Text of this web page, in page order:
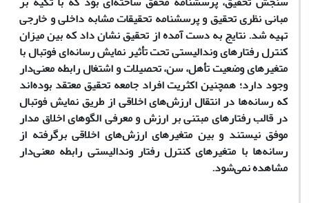
مبانی نظری تحقیق و پرسشنامه تحقیقات مشابه داخلی و خارجی
تهیه شد. نتایج به دست آمده از تحقیق نشان داد که بین میزان
کنترل رفتارهای وندالیستی تحت تأثیر نمایش رسانه‌ای فوتبال با
متغیرهای وضعیت تأهل، سن، تحصیلات و اشتغال رابطه معنی‌دار
وجود دارد؛ همچنین اکثریت افراد جامعه تحقیق معتقد بوده‌اند
که رسانه‌ها در انتقال ارزش‌های اخلاقی از طریق نمایش فوتبال
در قالب رفتارهای مبتنی بر ارزش و معرفی الگوهای اخلاق مدار
موفق نیستند و بین متغیرهای ارزش‌های اخلاقی برگرفته از
رسانه‌ها با متغیرهای کنترل رفتار وندالیستی رابطه معنی‌دار
مشاهده نمی‌شود.